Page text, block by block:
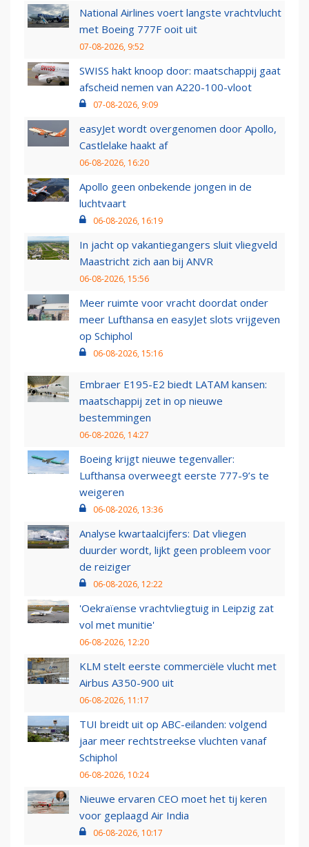
National Airlines voert langste vrachtvlucht
met Boeing 777F ooit uit
07-08-2026, 9:52
SWISS hakt knoop door: maatschappij gaat
afscheid nemen van A220-100-vloot
07-08-2026, 9:09
easyJet wordt overgenomen door Apollo,
Castlelake haakt af
06-08-2026, 16:20
Apollo geen onbekende jongen in de
luchtvaart
06-08-2026, 16:19
In jacht op vakantiegangers sluit vliegveld
Maastricht zich aan bij ANVR
06-08-2026, 15:56
Meer ruimte voor vracht doordat onder
meer Lufthansa en easyJet slots vrijgeven
op Schiphol
06-08-2026, 15:16
Embraer E195-E2 biedt LATAM kansen:
maatschappij zet in op nieuwe
bestemmingen
06-08-2026, 14:27
Boeing krijgt nieuwe tegenvaller:
Lufthansa overweegt eerste 777-9’s te
weigeren
06-08-2026, 13:36
Analyse kwartaalcijfers: Dat vliegen
duurder wordt, lijkt geen probleem voor
de reiziger
06-08-2026, 12:22
'Oekraïense vrachtvliegtuig in Leipzig zat
vol met munitie'
06-08-2026, 12:20
KLM stelt eerste commerciële vlucht met
Airbus A350-900 uit
06-08-2026, 11:17
TUI breidt uit op ABC-eilanden: volgend
jaar meer rechtstreekse vluchten vanaf
Schiphol
06-08-2026, 10:24
Nieuwe ervaren CEO moet het tij keren
voor geplaagd Air India
06-08-2026, 10:17